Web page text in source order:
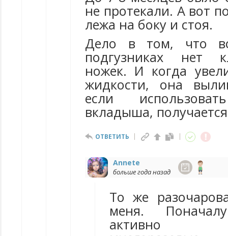
не протекали. А вот
лежа на боку и стоя.
Дело в том, что
подгузниках нет
ножек. И когда
жидкости, она
если
вкладыша,
ОТВЕТИТЬ
Annete
больше года назад
То же
меня.
активно